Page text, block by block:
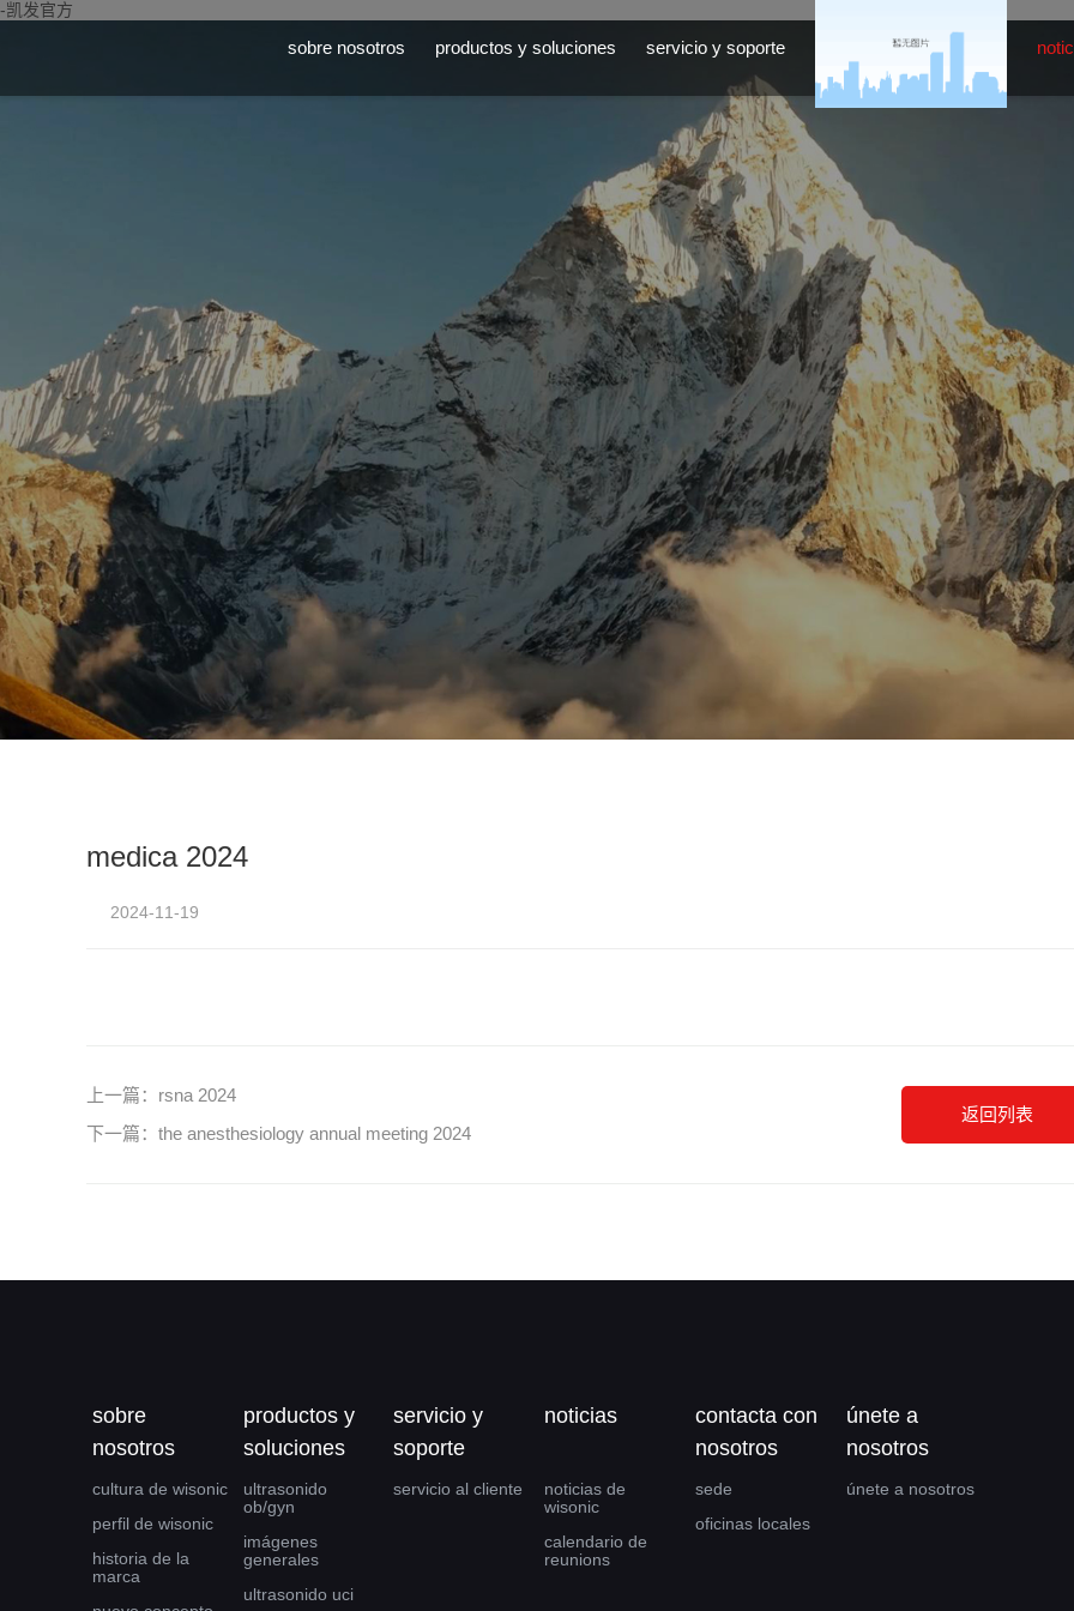
-凯发官方
sobre nosotros productos y soluciones servicio y soporte
medica 2024
2024-11-19
上一篇： rsna 2024
下一篇： the anesthesiology annual meeting 2024
返回列表
sobre
nosotros
cultura de wisonic
perfil de wisonic
historia de la
marca
productos y
soluciones
ultrasonido
ob/gyn
imágenes
generales
ultrasonido uci
servicio y
soporte
servicio al cliente
noticias
noticias de
wisonic
calendario de
reunions
contacta con
nosotros
sede
oficinas locales
únete a
nosotros
únete a nosotros